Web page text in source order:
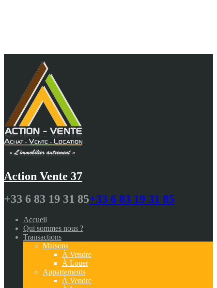
Action Vente 37
+33 6 83 19 31 85+33 6 83 19 31 85
Accueil
Qui sommes nous ?
Transactions
Maisons
À Vendre
À Louer
Appartements
À Vendre